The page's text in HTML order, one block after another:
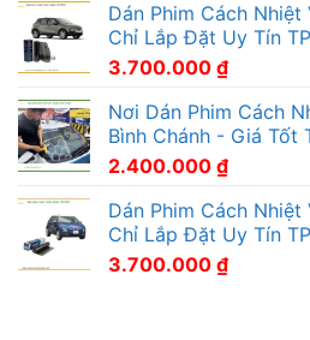
Dán Phim Cách
Chỉ Lắp Đặt Uy Tín
3.700.000 ₫
Nơi Dán Phim Cách
Bình Chánh - Giá Tốt
2.400.000 ₫
Dán Phim Cách
Chỉ Lắp Đặt Uy Tín
3.700.000 ₫